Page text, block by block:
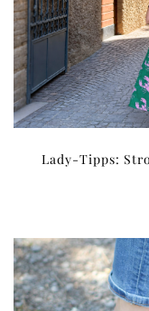
Lady-Tipps: